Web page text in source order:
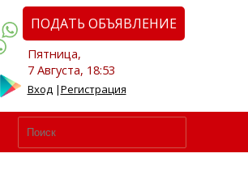
ПОДАТЬ ОБЪЯВЛЕНИЕ
Пятница,
7 Августа, 18:53
Вход|Регистрация